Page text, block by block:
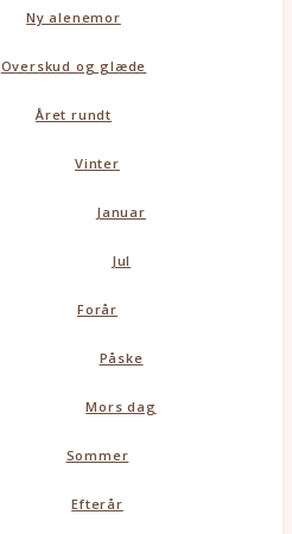
Ny alenemor
Overskud og glæde
Året rundt
Vinter
Januar
Jul
Forår
Påske
Mors dag
Sommer
Efterår